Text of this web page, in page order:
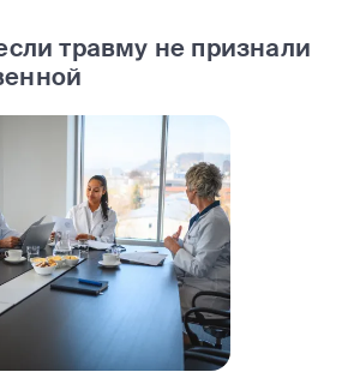
травму не признали